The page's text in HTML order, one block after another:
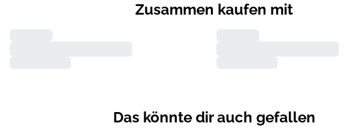
Zusammen kaufen mit
Das könnte dir auch gefallen